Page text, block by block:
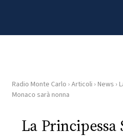
HOME
RADIO
Radio Monte Carlo › Articoli › News ›
Monaco sarà nonna
La